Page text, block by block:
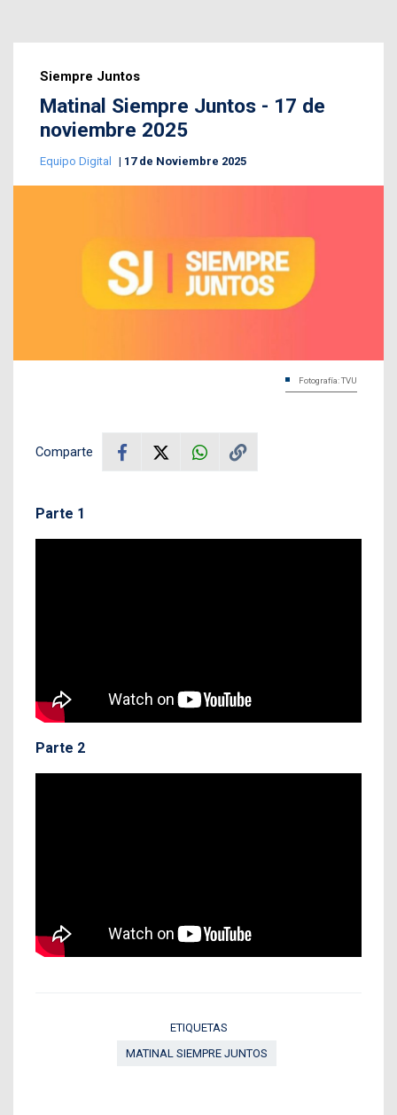
Siempre Juntos
Matinal Siempre Juntos - 17 de
noviembre 2025
Equipo Digital 17 de Noviembre 2025
Fotografía: TVU
Comparte
Parte 1
Parte 2
ETIQUETAS
MATINAL SIEMPRE JUNTOS